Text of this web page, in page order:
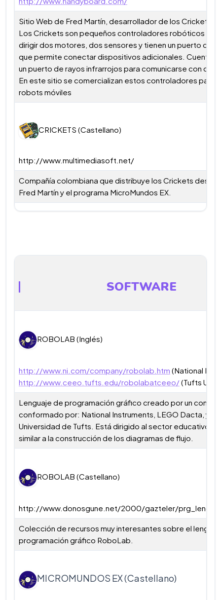
Sitio Web de Fred Martín, desarrollador de los Crickets
Los Crickets son pequeños controladores robóticos
dirigir dos motores, dos sensores y tienen un puerto de
que permite conectar dispositivos adicionales. Cuenta
un puerto de rayos infrarrojos para comunicarse con
En este sitio se comercializan estos controladores para
robots móviles
CRICKETS (Castellano)
http://www.multimediasoft.net/
Compañía colombiana que distribuye los Crickets
Fred Martín y el programa MicroMundos EX.
SOFTWARE
ROBOLAB (Inglés)
http://www.ni.com/company/robolab.htm (National
http://www.ceeo.tufts.edu/robolabatceeo/(Tufts
Lenguaje de programación gráfico creado por un
conformado por: National Instruments, LEGO Dacta, y la
Universidad de Tufts. Está dirigido al sector educativo y
similar a la construcción de los diagramas de flujo.
ROBOLAB (Castellano)
http://www.donosgune.net/2000/gazteler/prg_leng/
Colección de recursos muy interesantes sobre el
programación gráfico RoboLab.
MICROMUNDOS EX (Castellano)